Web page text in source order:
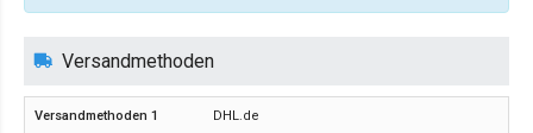
Versandmethoden
DHL.de